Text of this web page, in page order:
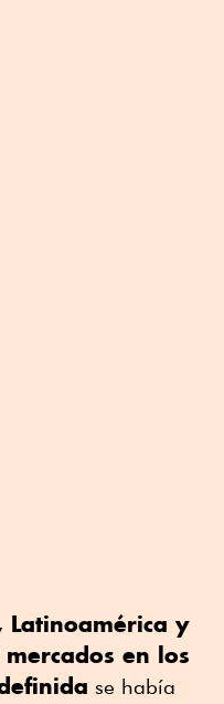
Latinoamérica y
en los
se había